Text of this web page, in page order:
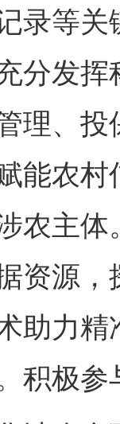
录等
分发挥
理、
能农
农主
资源
助力
积极